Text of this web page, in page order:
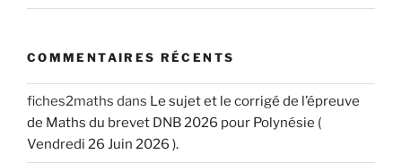
COMMENTAIRES RÉCENTS
fiches2maths dans Le sujet et le corrigé de l’épreuve
de Maths du brevet DNB 2026 pour Polynésie (
Vendredi 26 Juin 2026 ).